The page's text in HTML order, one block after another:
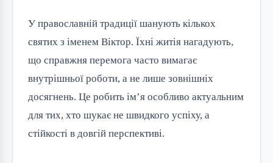
У православній традиції шанують кількох
святих з іменем Віктор. Їхні житія нагадують,
що справжня перемога часто вимагає
внутрішньої роботи, а не лише зовнішніх
досягнень. Це робить ім’я особливо актуальним
для тих, хто шукає не швидкого успіху, а
стійкості в довгій перспективі.